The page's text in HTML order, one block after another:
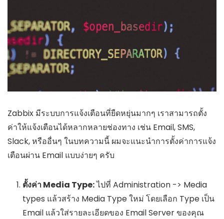
Zabbix มีระบบการแจ้งเตือนที่ยืดหยุ่นมากๆ เราสามารถตั้ง
ค่าให้แจ้งเตือนได้หลากหลายช่องทาง เช่น Email, SMS,
Slack, หรืออื่นๆ ในบทความนี้ ผมจะแนะนำการตั้งค่าการแจ้ง
เตือนผ่าน Email แบบง่ายๆ ครับ
ตั้งค่า Media Type:ไปที่ Administration -> Media
types แล้วสร้าง Media Type ใหม่ โดยเลือก Type เป็น
Email แล้วใส่รายละเอียดของ Email Server ของคุณ